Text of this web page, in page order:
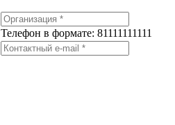
Телефон в формате: 81111111111